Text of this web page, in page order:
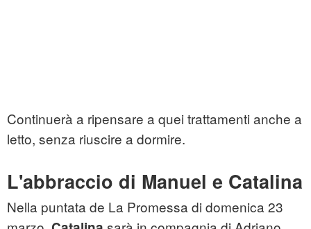
Continuerà a ripensare a quei trattamenti anche a
letto, senza riuscire a dormire.
L'abbraccio di Manuel e Catalina
Nella puntata de La Promessa di domenica 23